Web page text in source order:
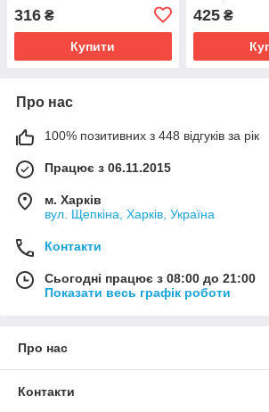
316 ₴
Купити
425₴
Про нас
100% позитивних з 448 відгуків за рік
Працює з 06.11.2015
м. Харків
вул. Щепкіна, Харків, Україна
Контакти
Сьогодні працює з 08:00 до 21:00
Показати весь графік роботи
Про нас
Контакти